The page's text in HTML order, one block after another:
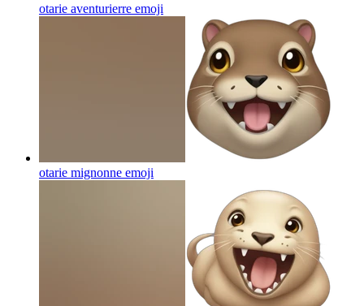
otarie aventurierre emoji
otarie mignonne emoji